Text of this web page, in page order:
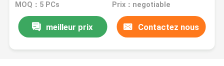
MOQ：5 PCs Prix：negotiable
meilleur prix Contactez nous